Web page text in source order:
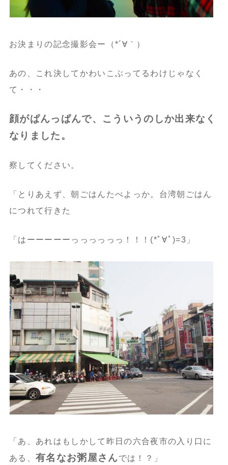
お決まりの記念撮影会ー（*´∀｀）
あの、これ決してかわいこぶってるわけじゃなく
て・・・
顔がぱんっぱんで、こういうのしか出来なく
なりました。
察してください。
「とりあえず、朝ごはんたべよっか。台湾朝ごはん
につれて行きた
「はーーーーーっっっっっっ！！！(*ﾟ∀ﾟ)=3」
「あ、あれはもしかして昨日の六合夜市の入り口に
ある、 有名なお粥屋さんでは！？」